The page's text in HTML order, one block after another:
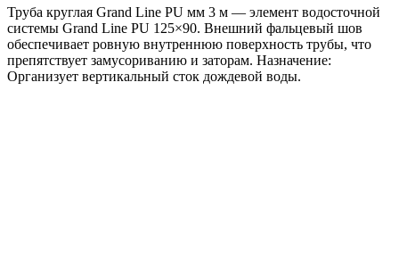
м
RAL
8004
терракота
Труба круглая Grand Line PU мм 3 м — элемент водосточной
системы Grand Line PU 125×90. Внешний фальцевый шов
обеспечивает ровную внутреннюю поверхность трубы, что
препятствует замусориванию и заторам. Назначение:
Организует вертикальный сток дождевой воды.